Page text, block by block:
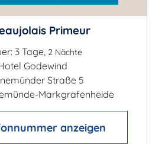
Primeur
3 Tage, 2 Nächte
Godewind
Straße 5
Markgrafenheide
anzeigen